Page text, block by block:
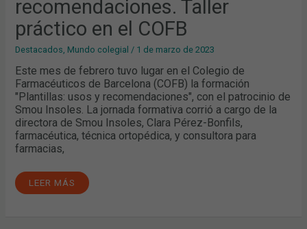
recomendaciones. Taller
práctico en el COFB
Destacados Mundo colegial / 1 de marzo de 2023
Este mes de febrero tuvo lugar en el Colegio de
Farmacéuticos de Barcelona (COFB) la formación
"Plantillas: usos y recomendaciones", con el patrocinio de
Smou Insoles. La jornada formativa corrió a cargo de la
directora de Smou Insoles, Clara Pérez-Bonfils,
farmacéutica, técnica ortopédica, y consultora para
farmacias,
LEER MÁS